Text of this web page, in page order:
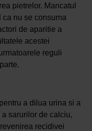
pietrelor. Mancatul
ca nu se consuma
de aparitie a
acestei
reguli
a dilua urina si a
sarurilor de calciu,
recidivei